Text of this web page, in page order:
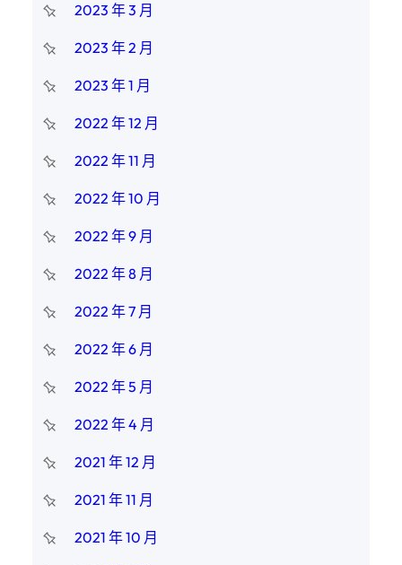
2023 年 3 月
2023 年 2 月
2023 年 1 月
2022 年 12 月
2022 年 11 月
2022 年 10 月
2022 年 9 月
2022 年 8 月
2022 年 7 月
2022 年 6 月
2022 年 5 月
2022 年 4 月
2021 年 12 月
2021 年 11 月
2021 年 10 月